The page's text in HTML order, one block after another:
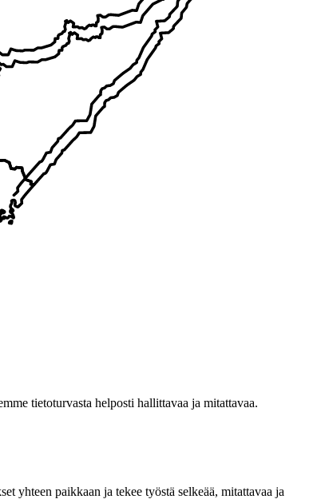
tietoturvasta helposti hallittavaa ja mitattavaa.
yhteen paikkaan ja tekee työstä selkeää, mitattavaa ja